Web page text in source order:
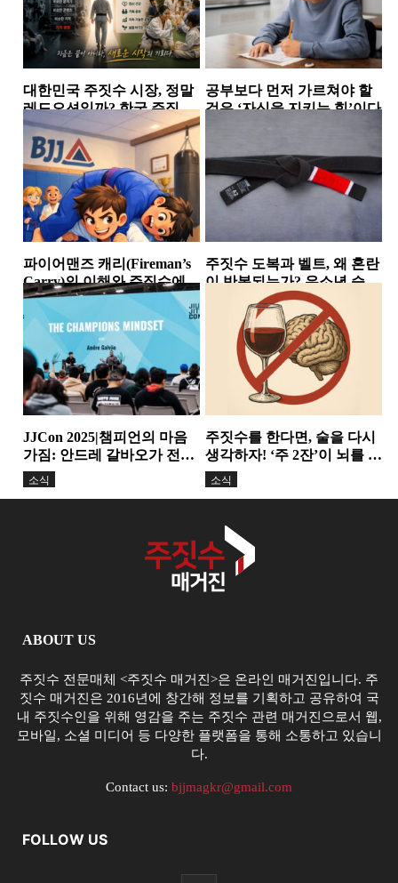
대한민국 주짓수 시장, 정말
레드오션일까? 한국 주짓수
시장에서 살아남는 체육관
들의 공통점
소식
공부보다 먼저 가르쳐야 할
것은 ‘자신을 지키는 힘’이다
파이어맨즈 캐리(Fireman’s
Carry)의 이해와 주짓수에서
의 활용
테이크다운
주짓수 도복과 벨트, 왜 혼란
이 반복되는가? 유소년 승급
논란이 던진 구조적...
JJCon 2025|챔피언의 마음
가짐: 안드레 갈바오가 전한
정신력과 변화의 힘
소식
주짓수를 한다면, 술을 다시
생각하자! ‘주 2잔’이 뇌를 줄
인다. 기술보다 더...
소식
ABOUT US
주짓수 전문매체 <주짓수 매거진>은 온라인 매거진입니다. 주
짓수 매거진은 2016년에 창간해 정보를 기획하고 공유하여 국
내 주짓수인을 위해 영감을 주는 주짓수 관련 매거진으로서 웹,
모바일, 소셜 미디어 등 다양한 플랫폼을 통해 소통하고 있습니
다.
Contact us: bjjmagkr@gmail.com
FOLLOW US